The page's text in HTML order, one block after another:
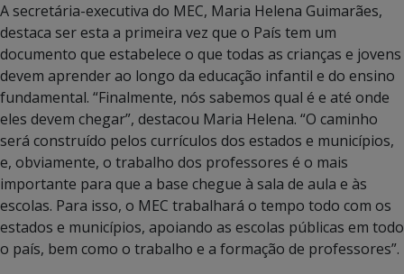
A secretária-executiva do MEC, Maria Helena Guimarães,
destaca ser esta a primeira vez que o País tem um
documento que estabelece o que todas as crianças e jovens
devem aprender ao longo da educação infantil e do ensino
fundamental. “Finalmente, nós sabemos qual é e até onde
eles devem chegar”, destacou Maria Helena. “O caminho
será construído pelos currículos dos estados e municípios,
e, obviamente, o trabalho dos professores é o mais
importante para que a base chegue à sala de aula e às
escolas. Para isso, o MEC trabalhará o tempo todo com os
estados e municípios, apoiando as escolas públicas em todo
o país, bem como o trabalho e a formação de professores”.